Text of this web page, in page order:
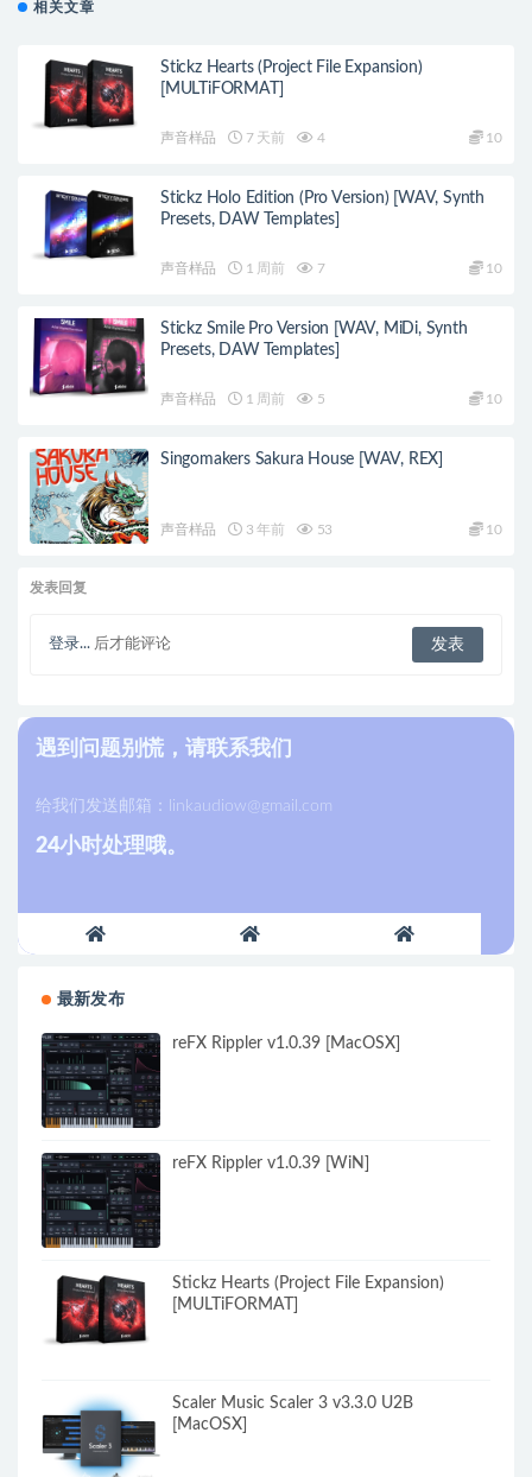
相关文章
Stickz Hearts (Project File Expansion)
[MULTiFORMAT]
声音样品 7 天前 4 10
Stickz Holo Edition (Pro Version) [WAV, Synth
Presets, DAW Templates]
声音样品 1 周前 7 10
Stickz Smile Pro Version [WAV, MiDi, Synth
Presets, DAW Templates]
声音样品 1 周前 5 10
Singomakers Sakura House [WAV, REX]
声音样品 3 年前 53 10
发表回复
登录... 后才能评论
遇到问题别慌，请联系我们
给我们发送邮箱： linkaudiow@gmail.com
24小时处理哦。
最新发布
reFX Rippler v1.0.39 [MacOSX]
reFX Rippler v1.0.39 [WiN]
Stickz Hearts (Project File Expansion)
[MULTiFORMAT]
Scaler Music Scaler 3 v3.3.0 U2B
[MacOSX]